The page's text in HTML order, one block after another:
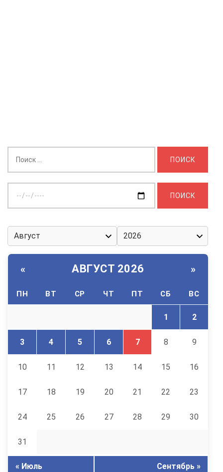
дату:
« АВГУСТ 2026 »
ПН ВТ СР ЧТ ПТ СБ ВС
1 2
3 4 5 6 7 8 9
10 11 12 13 14 15 16
17 18 19 20 21 22 23
24 25 26 27 28 29 30
31
« Июль Сентябрь »